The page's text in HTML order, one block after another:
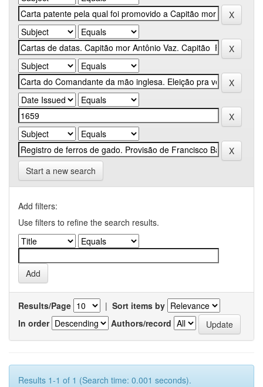
Start a new search
Add filters:
Use filters to refine the search results.
Results/Page | Sort items by
In order
Authors/record
Results 1-1 of 1 (Search time: 0.001 seconds).